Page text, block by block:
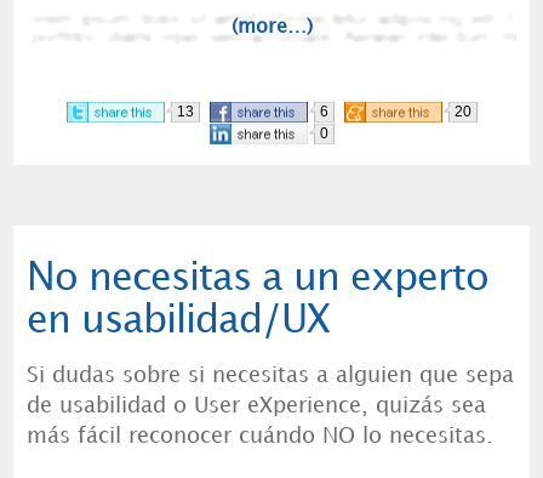
(more…)
13 6
20
0
No necesitas a un experto
en usabilidad/UX
Si dudas sobre si necesitas a alguien que sepa
de usabilidad o User eXperience, quizás sea
más fácil reconocer cuándo NO lo necesitas.